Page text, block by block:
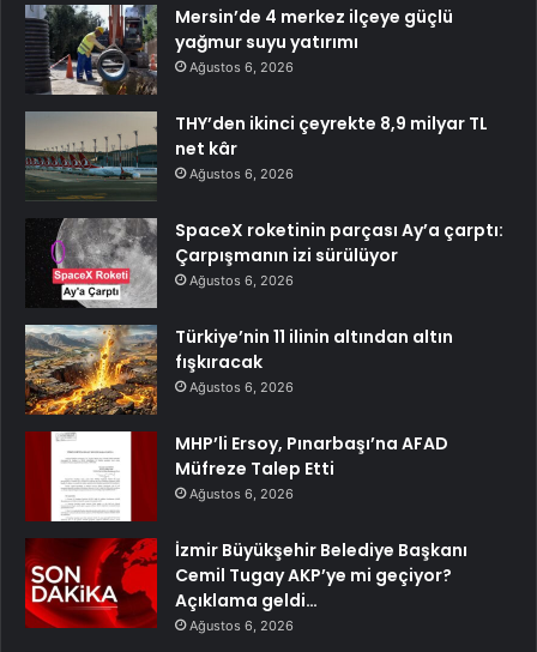
Mersin’de 4 merkez ilçeye güçlü
yağmur suyu yatırımı
Ağustos 6, 2026
THY’den ikinci çeyrekte 8,9 milyar TL
net kâr
Ağustos 6, 2026
SpaceX roketinin parçası Ay’a çarptı:
Çarpışmanın izi sürülüyor
Ağustos 6, 2026
Türkiye’nin 11 ilinin altından altın
fışkıracak
Ağustos 6, 2026
MHP’li Ersoy, Pınarbaşı’na AFAD
Müfreze Talep Etti
Ağustos 6, 2026
İzmir Büyükşehir Belediye Başkanı
Cemil Tugay AKP’ye mi geçiyor?
Açıklama geldi…
Ağustos 6, 2026